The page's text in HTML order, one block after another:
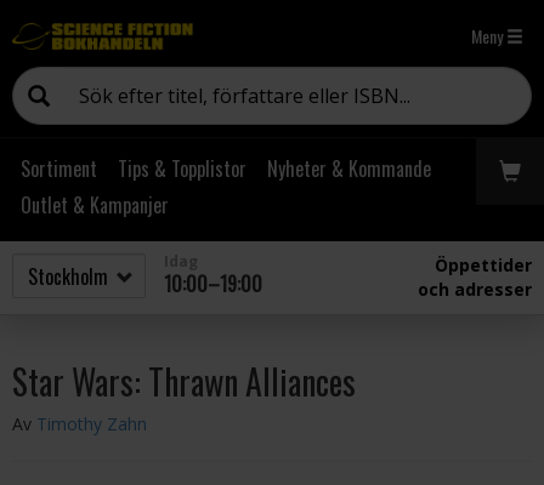
Meny
Sortiment Tips & Topplistor
Nyheter & Kommande
Outlet & Kampanjer
10:00–19:00
Öppettider
och adresser
Star Wars: Thrawn Alliances
Av Timothy Zahn